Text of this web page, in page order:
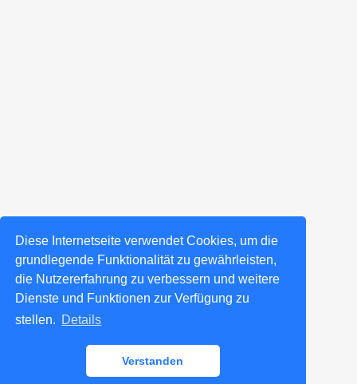
Diese Internetseite verwendet Cookies, um die
grundlegende Funktionalität zu gewährleisten,
die Nutzererfahrung zu verbessern und weitere
Dienste und Funktionen zur Verfügung zu
stellen. Details
Verstanden